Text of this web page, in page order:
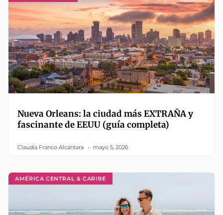
Nueva Orleans: la ciudad más EXTRAÑA y
fascinante de EEUU (guía completa)
Claudia Franco Alcántara mayo 5, 2026
AMÉRICA CENTRAL & CARIBE